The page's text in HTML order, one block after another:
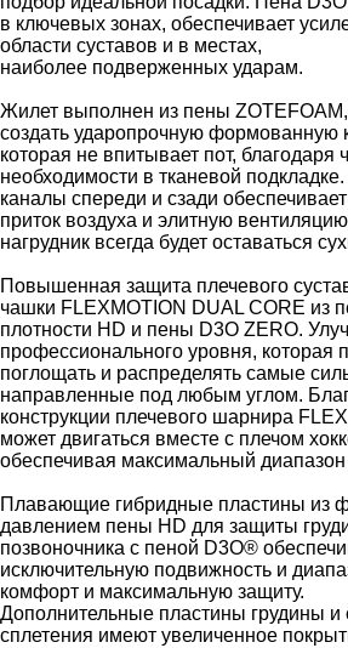
в ключевых зонах, обеспечивает
области суставов и в местах,
наиболее подверженных ударам.
Жилет выполнен из пены
создать ударопрочную формованную
которая не впитывает пот, благодаря
необходимости в тканевой
каналы спереди и сзади
приток воздуха и элитную
нагрудник всегда будет оставаться
Повышенная защита плечевого
чашки FLEXMOTION DUAL CORE из
плотности HD и пены D3O ZERO.
профессионального уровня, которая
поглощать и распределять самые
направленные под любым углом.
конструкции плечевого шарнира
может двигаться вместе с плечом
обеспечивая максимальный
Плавающие гибридные пластины из
давлением пены HD для защиты
позвоночника с пеной D3O®
исключительную подвижность и
комфорт и максимальную защиту.
Дополнительные пластины грудины и
сплетения имеют увеличенное